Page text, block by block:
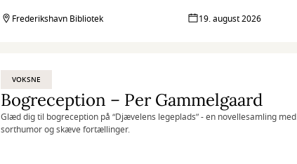
Frederikshavn Bibliotek 19. august 2026
VOKSNE
Bogreception – Per Gammelgaard
Glæd dig til bogreception på “Djævelens legeplads” - en novellesamling med
sorthumor og skæve fortællinger.